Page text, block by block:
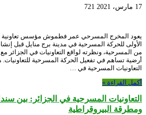
17 مارس، 2021 721
يعود المخرج المسرحي عمر فطموش مؤسس تعاونية
الأولى للحركة المسرحية في مدينة برج منايل قبل إنشاء
من المسرحية، ونظرته لواقع التعاونيات في الجزائر مع
أرضية تساهم في تفعيل الحركة المسرحية للتعاونيات.
التعاونيات المسرحية في …
أكمل القراءة »
التعاونيات المسرحية في الجزائر: بين
ومطرقة البيروقراطية